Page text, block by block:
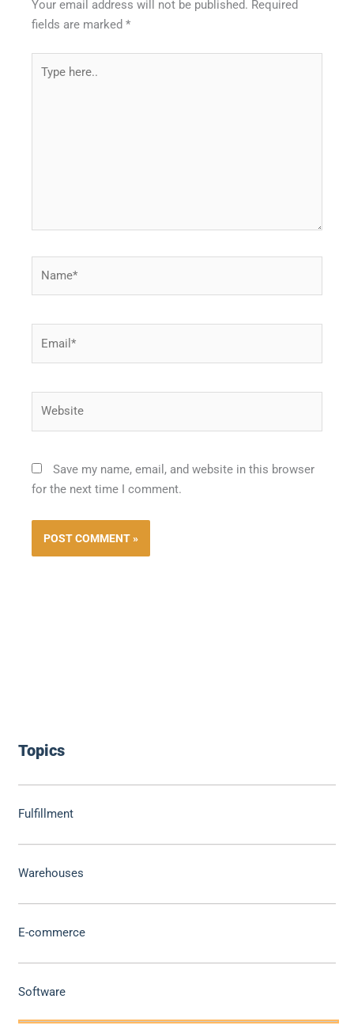
Topics
Fulfillment
Warehouses
E-commerce
Software
Your email address will not be published. Required
fields are marked*
here..
Save my name, email, and website in this browser
for the next time I comment.